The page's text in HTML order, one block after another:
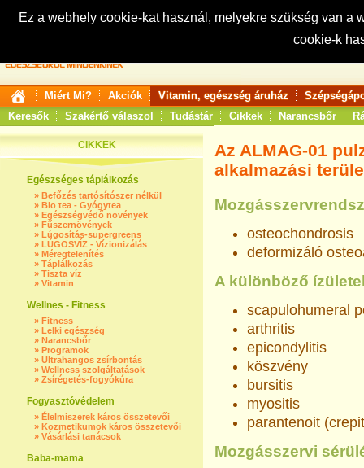
Ez a webhely cookie-kat használ, melyekre szükség van
cookie-k
Keresés:
Miért Mi? Akciók Vitamin, egészség áruház
Keresők
Szakértő válaszol Tudástár Cikkek Narancsbőr
CIKKEK
Egészséges táplálkozás
» Befőzés tartósítószer nélkül
» Bio tea - Gyógytea
» Egészségvédő növények
» Fűszernövények
» Lúgosítás-supergreens
» LÚGOSVÍZ - Vízionizálás
» Méregtelenítés
» Táplálkozás
» Tiszta víz
» Vitamin
Wellnes - Fitness
» Fitness
» Lelki egészség
» Narancsbőr
» Programok
» Ultrahangos zsírbontás
» Wellness szolgáltatások
» Zsírégetés-fogyókúra
Fogyasztóvédelem
» Élelmiszerek káros összetevői
» Kozmetikumok káros összetevői
» Vásárlási tanácsok
Baba-mama
Az ALMAG-01
alkalmazási
osteochondrosis
deformizáló
A különböző
scapulohumeral
arthritis
epicondylitis
köszvény
bursitis
myositis
parantenoit
Mozgásszervi